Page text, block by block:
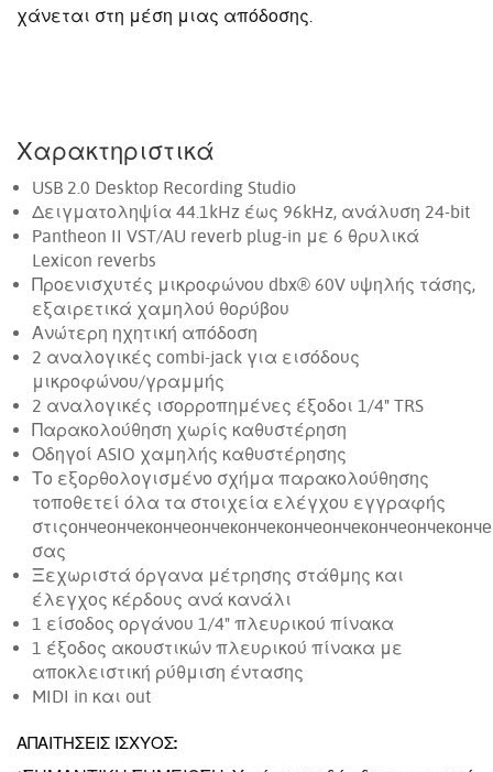
χάνεται στη μέση μιας απόδοσης.
Χαρακτηριστικά
USB 2.0 Desktop Recording Studio
Δειγματοληψία 44.1kHz έως 96kHz, ανάλυση 24-bit
Pantheon II VST/AU reverb plug-in με 6 θρυλικά
Lexicon reverbs
Προενισχυτές μικροφώνου dbx® 60V υψηλής τάσης,
εξαιρετικά χαμηλού θορύβου
Ανώτερη ηχητική απόδοση
2 αναλογικές combi-jack για εισόδους
μικροφώνου/γραμμής
2 αναλογικές ισορροπημένες έξοδοι 1/4" TRS
Παρακολούθηση χωρίς καθυστέρηση
Οδηγοί ASIO χαμηλής καθυστέρησης
Το εξορθολογισμένο σχήμα παρακολούθησης
τοποθετεί όλα τα στοιχεία ελέγχου εγγραφής
σας
Ξεχωριστά όργανα μέτρησης στάθμης και
έλεγχος κέρδους ανά κανάλι
1 είσοδος οργάνου 1/4" πλευρικού πίνακα
1 έξοδος ακουστικών πλευρικού πίνακα με
αποκλειστική ρύθμιση έντασης
MIDI in και out
ΑΠΑΙΤΉΣΕΙΣ ΙΣΧΎΟΣ: